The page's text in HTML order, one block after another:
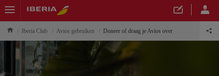
Iberia Club Avios gebruiken Doneer of draag je Avios over